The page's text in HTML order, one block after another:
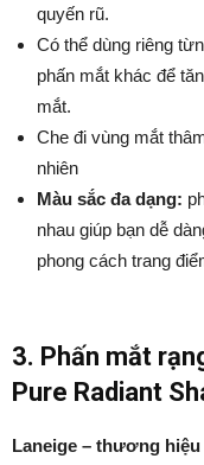
quyến rũ.
Có thể dùng riêng
phấn mắt khác để
mắt.
Che đi vùng mắt
nhiên
Màu sắc đa dạng:
nhau giúp bạn dễ
phong cách trang
3. Phấn mắt
Pure Radiant
Laneige – thương